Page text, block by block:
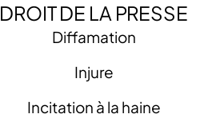
DROIT DE LA PRESSE
Diffamation
Injure
Incitation à la haine